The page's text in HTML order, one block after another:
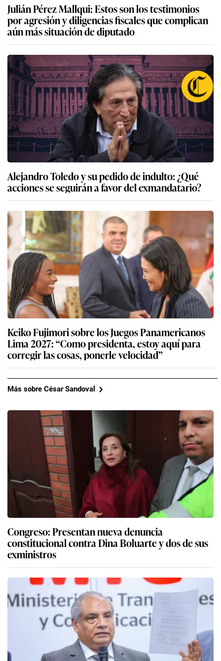
Julián Pérez Mallqui: Estos son los testimonios
por agresión y diligencias fiscales que complican
aún más situación de diputado
Alejandro Toledo y su pedido de indulto: ¿Qué
acciones se seguirán a favor del exmandatario?
Keiko Fujimori sobre los Juegos Panamericanos
Lima 2027: “Como presidenta, estoy aquí para
corregir las cosas, ponerle velocidad”
Más sobre César Sandoval
Congreso: Presentan nueva denuncia
constitucional contra Dina Boluarte y dos de sus
exministros